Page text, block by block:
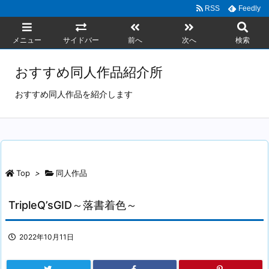
メニュー サイドバー 前へ 次へ 検索
RSS Feedly
おすすめ同人作品紹介所
おすすめ同人作品を紹介します
Top > 同人作品
TripleQ’sGID～落書着色～
2022年10月11日